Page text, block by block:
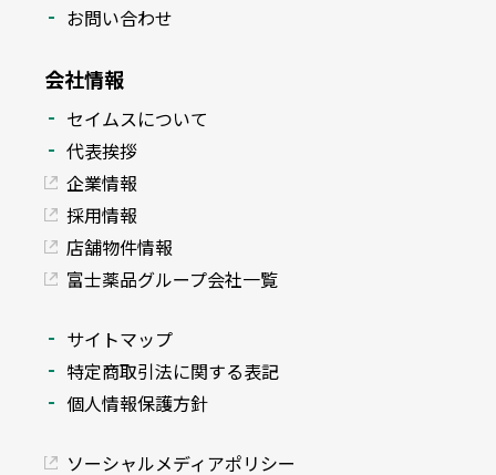
お問い合わせ
会社情報
セイムスについて
代表挨拶
企業情報
採用情報
店舗物件情報
富士薬品グループ会社一覧
サイトマップ
特定商取引法に関する表記
個人情報保護方針
ソーシャルメディアポリシー